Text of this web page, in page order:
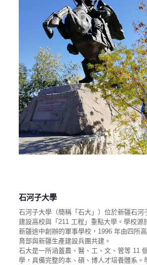
石河子大學
石河子大學（簡稱「石大」）位於新疆石河
建設高校與「211 工程」重點大學。學校源
新疆途中創辦的軍事學校，1996 年由四所
育部與新疆生產建設兵團共建。
石大是一所涵蓋農、醫、工、文、管等 11
學，具備完整的本、碩、博人才培養體系。